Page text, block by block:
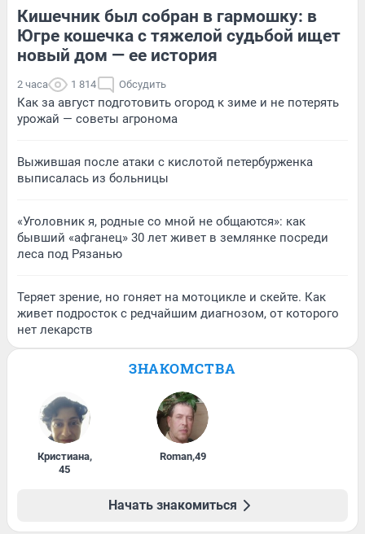
Кишечник был собран в гармошку: в
Югре кошечка с тяжелой судьбой ищет
новый дом — ее история
2 часа 1 814 Обсудить
Как за август подготовить огород к зиме и не потерять
урожай — советы агронома
Выжившая после атаки с кислотой петербурженка
выписалась из больницы
«Уголовник я, родные со мной не общаются»: как
бывший «афганец» 30 лет живет в землянке посреди
леса под Рязанью
Теряет зрение, но гоняет на мотоцикле и скейте. Как
живет подросток с редчайшим диагнозом, от которого
нет лекарств
ЗНАКОМСТВА
Кристиана,
45
Roman,49
Начать знакомиться